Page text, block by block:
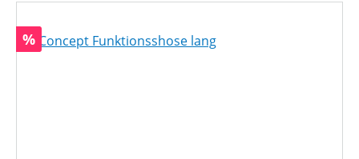
Rabatt
%